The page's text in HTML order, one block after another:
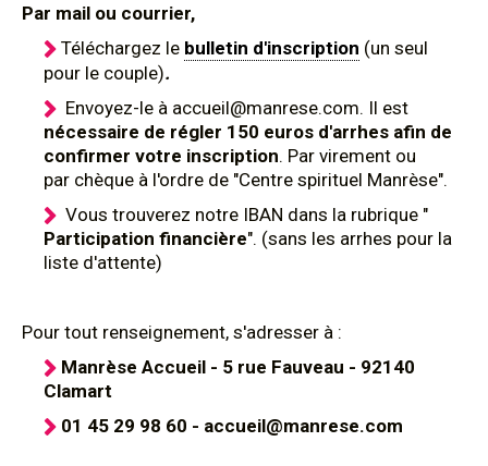
Par mail ou courrier,
Téléchargez le bulletin d'inscription (un seul
pour le couple).
Envoyez-le à accueil@manrese.com. Il est
nécessaire de régler 150 euros d'arrhes afin de
confirmer votre inscription. Par virement ou
par chèque à l'ordre de "Centre spirituel Manrèse".
Vous trouverez notre IBAN dans la rubrique "
Participation financière". (sans les arrhes pour la
liste d'attente)
Pour tout renseignement, s'adresser à :
Manrèse Accueil - 5 rue Fauveau - 92140
Clamart
01 45 29 98 60 - accueil@manrese.com